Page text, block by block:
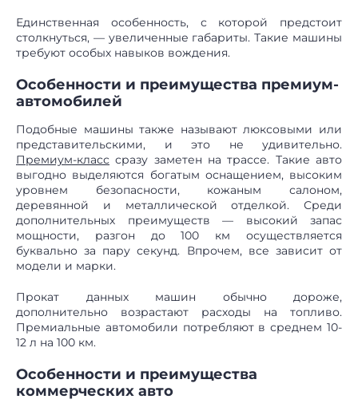
Единственная особенность, с которой предстоит
столкнуться, — увеличенные габариты. Такие машины
требуют особых навыков вождения.
Особенности и преимущества премиум-
автомобилей
Подобные машины также называют люксовыми или
представительскими, и это не удивительно.
Премиум-класс сразу заметен на трассе. Такие авто
выгодно выделяются богатым оснащением, высоким
уровнем безопасности, кожаным салоном,
деревянной и металлической отделкой. Среди
дополнительных преимуществ — высокий запас
мощности, разгон до 100 км осуществляется
буквально за пару секунд. Впрочем, все зависит от
модели и марки.
Прокат данных машин обычно дороже,
дополнительно возрастают расходы на топливо.
Премиальные автомобили потребляют в среднем 10-
12 л на 100 км.
Особенности и преимущества
коммерческих авто